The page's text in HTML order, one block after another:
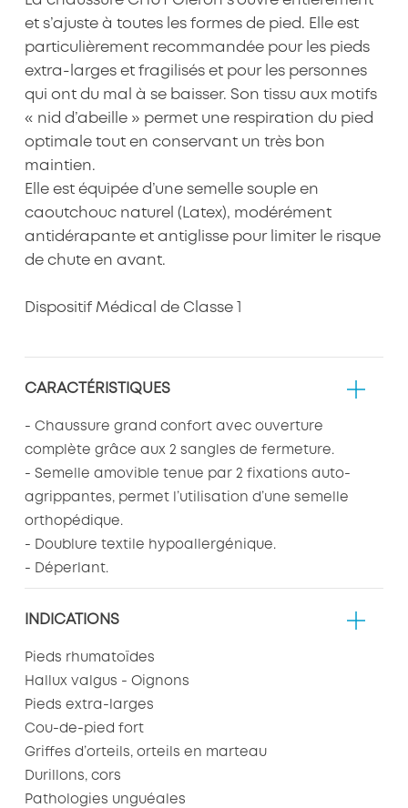
et s’ajuste à toutes les formes de pied. Elle est
particulièrement recommandée pour les pieds
extra-larges et fragilisés et pour les personnes
qui ont du mal à se baisser. Son tissu aux motifs
« nid d’abeille » permet une respiration du pied
optimale tout en conservant un très bon
maintien.
Elle est équipée d’une semelle souple en
caoutchouc naturel (Latex), modérément
antidérapante et antiglisse pour limiter le risque
de chute en avant.
Dispositif Médical de Classe 1
CARACTÉRISTIQUES
- Chaussure grand confort avec ouverture
complète grâce aux 2 sangles de fermeture.
- Semelle amovible tenue par 2 fixations auto-
agrippantes, permet l’utilisation d’une semelle
orthopédique.
- Doublure textile hypoallergénique.
- Déperlant.
INDICATIONS
Pieds rhumatoïdes
Hallux valgus - Oignons
Pieds extra-larges
Cou-de-pied fort
Griffes d’orteils, orteils en marteau
Durillons, cors
Pathologies unguéales